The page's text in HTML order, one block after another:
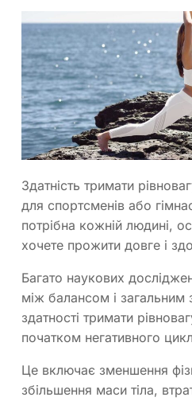
Здатність тримати
для спортсменів або
потрібна кожній людині,
хочете прожити довге і
Багато наукових
між балансом і
здатності тримати
початком негативного
Це включає зменшення
збільшення маси тіла,